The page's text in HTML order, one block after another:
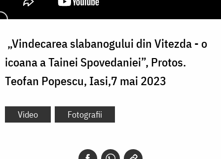
„Vindecarea slabanogului din Vitezda - o
icoana a Tainei Spovedaniei”, Protos.
Teofan Popescu, Iasi,7 mai 2023
Video Fotografii